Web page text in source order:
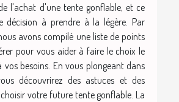
l'achat d'une tente gonflable, et ce
décision à prendre à la légère. Par
avons compilé une liste de points
pour vous aider à faire le choix le
besoins. En vous plongeant dans
découvrirez des astuces et des
votre future tente gonflable. La